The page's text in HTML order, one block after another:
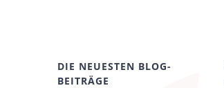
DIE NEUESTEN BLOG-
BEITRÄGE